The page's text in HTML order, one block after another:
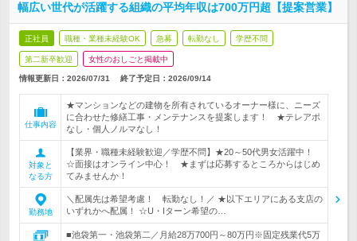
幅広い世代が活躍する組織の平均年収は700万円超【提案営業】
正社員 職種・業種未経験OK 急募 転勤なし 学歴不問
第二新卒歓迎 女性のおしごと掲載中
情報更新日：2026/07/31 終了予定日： 2026/09/14
仕事内容
★マンションなどの建物を所有されているオーナー様に、ニーズ
に合わせた修繕工事・メンテナンスを提案します！ ★テレアポ
なし・個人ノルマなし！
対象と
なる方
【業界・職種未経験歓迎／学歴不問】★20～50代男女活躍中！
☆面接はオンライン中心！ ★まずは応募するところからはじめ
てみませんか！
勤務地
＼配属先は希望考慮！ 転勤なし！／ ★以下エリアにある支店の
いずれかへ配属！ ☆U・Iターン希望の…
■池袋第一・池袋第二／月給28万700円～80万円※固定残業代5万